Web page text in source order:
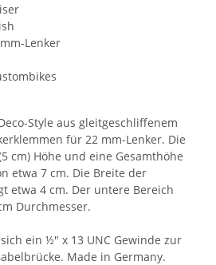
Lenker
Style aus gleitgeschliffenem
für 22 mm-Lenker. Die
cm) Höhe und eine Gesamthöhe
etwa 7 cm. Die Breite der
etwa 4 cm. Der untere Bereich
Durchmesser.
ein ½" x 13 UNC Gewinde zur
Made in Germany.